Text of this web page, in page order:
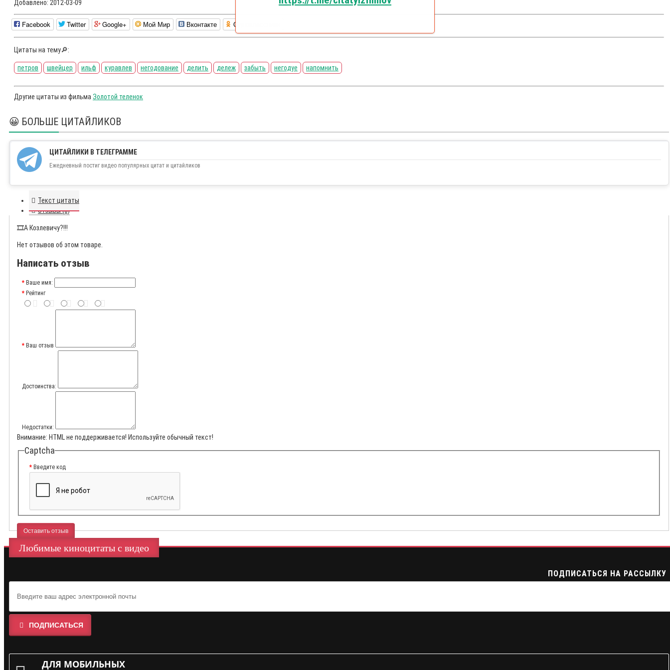
Добавлено: 2012-03-09
Facebook Twitter Google+ Мой Мир Вконтакте Одноклассники
Цитаты на тему🔎:
петров швейцер ильф куравлев негодование делить дележ забыть негодуе напомнить
Другие цитаты из фильма Золотой теленок
😀 БОЛЬШЕ ЦИТАЙЛИКОВ
ЦИТАЙЛИКИ В ТЕЛЕГРАММЕ
Ежедневный постиг видео популярных цитат и цитайликов
Текст цитаты
Отзывы (0)
🎞️А Козлевичу?!!!
Нет отзывов об этом товаре.
Написать отзыв
Ваше имя:
Рейтинг
Ваш отзыв
Достоинства:
Недостатки:
Внимание: HTML не поддерживается! Используйте обычный текст!
Captcha
Введите код
Оставить отзыв
Любимые киноцитаты с видео
ПОДПИСАТЬСЯ НА РАССЫЛКУ
ПОДПИСАТЬСЯ
ДЛЯ МОБИЛЬНЫХ